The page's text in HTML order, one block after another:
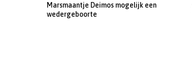
Marsmaantje Deimos mogelijk een
wedergeboorte